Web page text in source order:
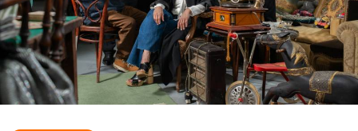
Πολιτική
Οικονομία
Αθλητικά